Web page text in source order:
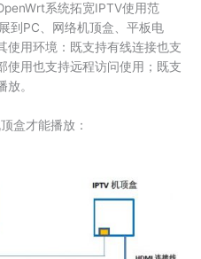
系统拓宽IPTV使用范
到PC、网络机顶盒、平板电
使用环境：既支持有线连接也支
使用也支持远程访问使用；既支
。
盒才能播放：